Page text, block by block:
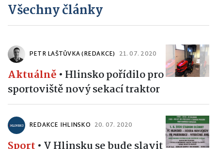
Všechny články
PETR LAŠTŮVKA (REDAKCE) 21. 07. 2020
Aktuálně • Hlinsko pořídilo pro
sportoviště nový sekací traktor
REDAKCE IHLINSKO 20. 07. 2020